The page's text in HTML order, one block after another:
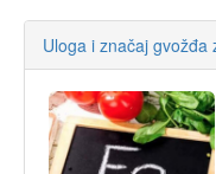
Uloga i značaj gvožđa